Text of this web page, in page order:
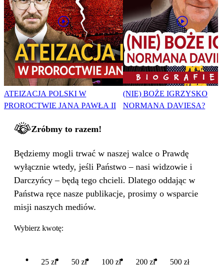
ATEIZACJA POLSKI W
PROROCTWIE JANA PAWŁA II
(NIE) BOŻE IGRZYSKO
NORMANA DAVIESA?
Zróbmy to razem!
Będziemy mogli trwać w naszej walce o Prawdę
wyłącznie wtedy, jeśli Państwo – nasi widzowie i
Darczyńcy – będą tego chcieli. Dlatego oddając w
Państwa ręce nasze publikacje, prosimy o wsparcie
misji naszych mediów.
Wybierz kwotę:
25 zł 50 zł 100 zł 200 zł 500 zł